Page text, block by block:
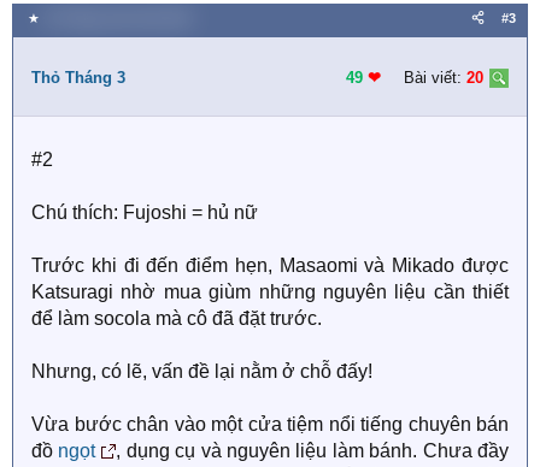
★ #3
Thỏ Tháng 3 49 ❤︎ Bài viết: 20
#2
Chú thích: Fujoshi = hủ nữ
Trước khi đi đến điểm hẹn, Masaomi và Mikado được
Katsuragi nhờ mua giùm những nguyên liệu cần thiết
để làm socola mà cô đã đặt trước.
Nhưng, có lẽ, vấn đề lại nằm ở chỗ đấy!
Vừa bước chân vào một cửa tiệm nổi tiếng chuyên bán
đồ ngọt
, dụng cụ và nguyên liệu làm bánh. Chưa đầy